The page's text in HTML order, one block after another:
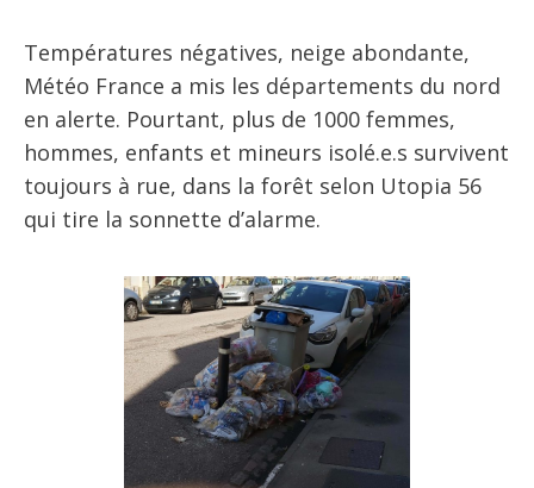
Températures négatives, neige abondante,
Météo France a mis les départements du nord
en alerte. Pourtant, plus de 1000 femmes,
hommes, enfants et mineurs isolé.e.s survivent
toujours à rue, dans la forêt selon Utopia 56
qui tire la sonnette d’alarme.